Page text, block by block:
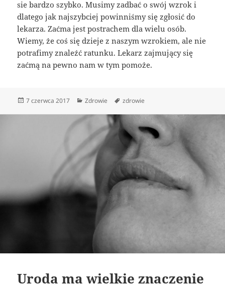
sie bardzo szybko. Musimy zadbać o swój wzrok i
dlatego jak najszybciej powinniśmy się zgłosić do
lekarza. Zaćma jest postrachem dla wielu osób.
Wiemy, że coś się dzieje z naszym wzrokiem, ale nie
potrafimy znaleźć ratunku. Lekarz zajmujący się
zaćmą na pewno nam w tym pomoże.
Data
7 czerwca 2017 Kategorie
Zdrowie Tagi
zdrowie
Uroda ma wielkie znaczenie